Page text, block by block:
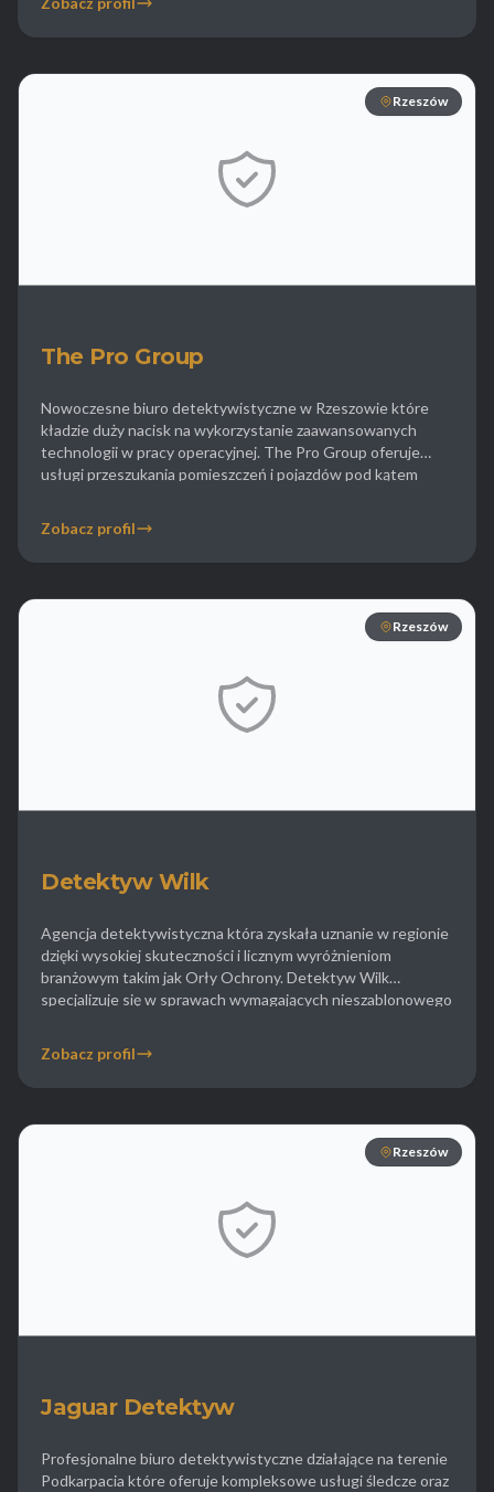
wykrywaniem zdrady oraz ustalaniem ojcostwa. Agencja
oferuje również usługi informatyki śledczej co pozwala na […]
Rzeszów
The Pro Group
Nowoczesne biuro detektywistyczne w Rzeszowie które
kładzie duży nacisk na wykorzystanie zaawansowanych
technologii w pracy operacyjnej. The Pro Group oferuje
usługi przeszukania pomieszczeń i pojazdów pod kątem
W sprawach prywatnych firma zajmuje się oceną lojalności
partnerów oraz weryfikacją działań pracowników w terenie.
Zobacz profil
Rzeszów
Detektyw Wilk
Agencja detektywistyczna która zyskała uznanie w regionie
dzięki wysokiej skuteczności i licznym wyróżnieniom
branżowym takim jak Orły Ochrony. Detektyw Wilk
specjalizuje się w sprawach wymagających nieszablonowego
potrzeby procesów sądowych. Firma realizuje również
zlecenia dotyczące ochrony osób i mienia […]
Zobacz profil
Rzeszów
Jaguar Detektyw
Profesjonalne biuro detektywistyczne działające na terenie
Podkarpacia które oferuje kompleksowe usługi śledcze oraz